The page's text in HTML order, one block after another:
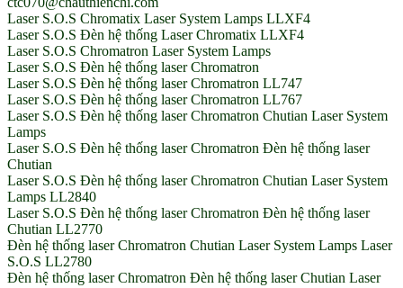
Laser S.O.S Chromatix Laser System Lamps LLXF4
Laser S.O.S Đèn hệ thống Laser Chromatix LLXF4
Laser S.O.S Chromatron Laser System Lamps
Laser S.O.S Đèn hệ thống laser Chromatron
Laser S.O.S Đèn hệ thống laser Chromatron LL747
Laser S.O.S Đèn hệ thống laser Chromatron LL767
Laser S.O.S Đèn hệ thống laser Chromatron Chutian Laser System
Lamps
Laser S.O.S Đèn hệ thống laser Chromatron Đèn hệ thống laser
Chutian
Laser S.O.S Đèn hệ thống laser Chromatron Chutian Laser System
Lamps LL2840
Laser S.O.S Đèn hệ thống laser Chromatron Đèn hệ thống laser
Chutian LL2770
Đèn hệ thống laser Chromatron Chutian Laser System Lamps Laser
S.O.S LL2780
Đèn hệ thống laser Chromatron Đèn hệ thống laser Chutian Laser